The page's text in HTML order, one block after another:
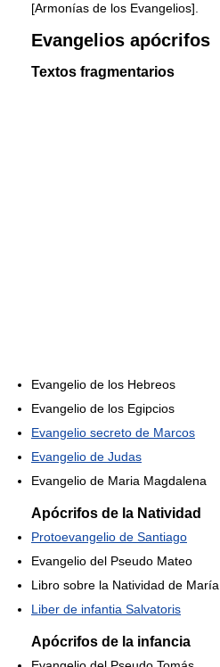
[Armonías de los Evangelios].
Evangelios apócrifos
Textos fragmentarios
Evangelio de los Hebreos
Evangelio de los Egipcios
Evangelio secreto de Marcos
Evangelio de Judas
Evangelio de Maria Magdalena
Apócrifos de la Natividad
Protoevangelio de Santiago
Evangelio del Pseudo Mateo
Libro sobre la Natividad de María
Liber de infantia Salvatoris
Apócrifos de la infancia